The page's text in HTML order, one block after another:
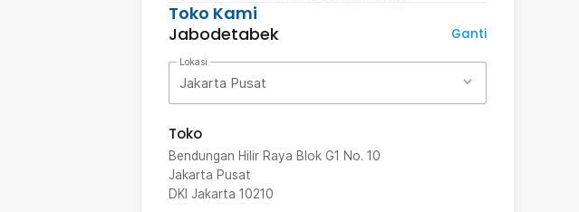
Toko Kami
Jabodetabek
Ganti
Lokasi
Jakarta Pusat
Toko
Bendungan Hilir Raya Blok G1 No. 10
Jakarta Pusat
DKI Jakarta 10210